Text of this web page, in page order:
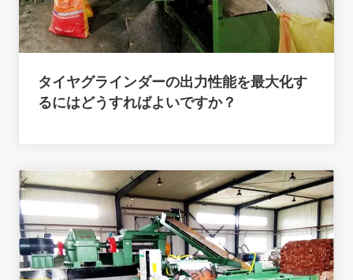
タイヤグラインダーの出力性能を最大化す
るにはどうすればよいですか？